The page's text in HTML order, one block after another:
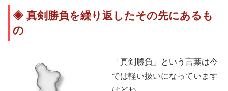
真剣勝負を繰り返したその先にあるも
の
「真剣勝負」という言葉は今
では軽い扱いになっています